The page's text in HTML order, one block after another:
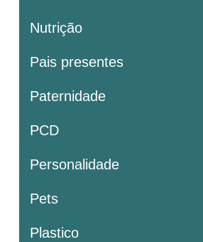
Nutrição
Pais presentes
Paternidade
PCD
Personalidade
Pets
Plastico